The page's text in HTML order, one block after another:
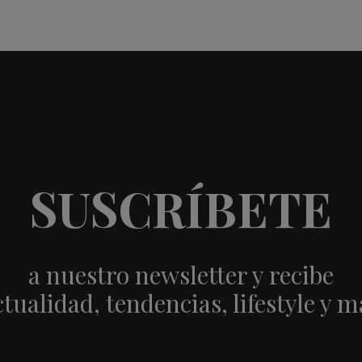
SUSCRÍBETE
a nuestro newsletter y recibe
tendencias, lifestyle y